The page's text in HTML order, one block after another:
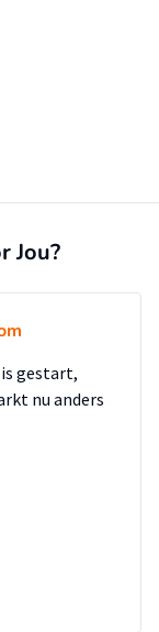
Jou?
gestart,
nu anders